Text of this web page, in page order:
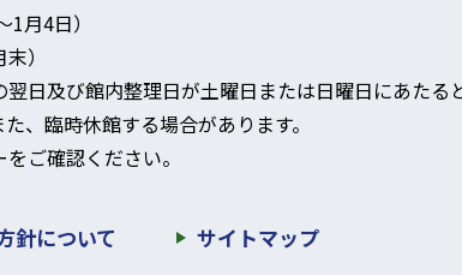
月4日）
）
日及び館内整理日が土曜日または日曜日にあたる
た、臨時休館する場合があります。
ご確認ください。
針について サイトマップ